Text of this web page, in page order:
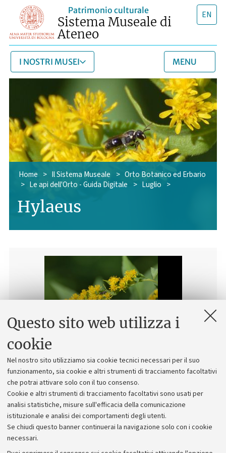
Questo sito web utilizza i
cookie
Nel nostro sito utilizziamo sia cookie tecnici necessari per il suo
funzionamento, sia cookie e altri strumenti di tracciamento facoltativi
che potrai attivare solo con il tuo consenso.
Cookie e altri strumenti di tracciamento facoltativi sono usati per
analisi statistiche, misure sull'efficacia della comunicazione
istituzionale e analisi dei comportamenti degli utenti.
Se chiudi questo banner continuerai la navigazione solo con i cookie
necessari.
Patrimonio culturale
Sistema Museale di
Ateneo
EN
MENU
I NOSTRI MUSEI
Home > Il Sistema Museale > Orto Botanico ed Erbario
> Le api dell'Orto - Guida Digitale > Luglio >
Hylaeus
Prev
Next
Specie diHylaeuspresenti in Orto Botanico:
pictus
In luglio le abbiamo incontrate su:Solidago gigantea